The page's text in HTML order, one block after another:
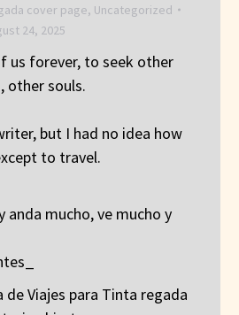
cover page, Uncategorized
24, 2025
us forever, to seek other
other souls.
but I had no idea how
to travel.
anda mucho, ve mucho y
de Viajes para Tinta regada